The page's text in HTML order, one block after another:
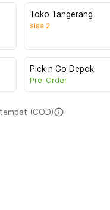
Toko Tangerang
sisa 2
Pick n Go Depok
Pre-Order
(COD)